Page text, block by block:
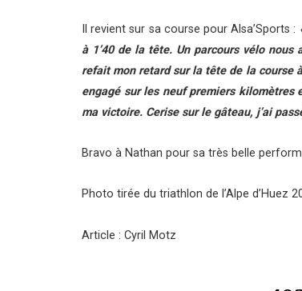
Il revient sur sa course pour Alsa’Sports :
à 1’40 de la tête. Un parcours vélo
refait mon retard sur la tête de la course
engagé sur les neuf premiers kilomètres
ma victoire. Cerise sur le gâteau, j’ai
Bravo à Nathan pour sa très belle
Photo tirée du triathlon de l’Alpe d’Huez
Article : Cyril Motz